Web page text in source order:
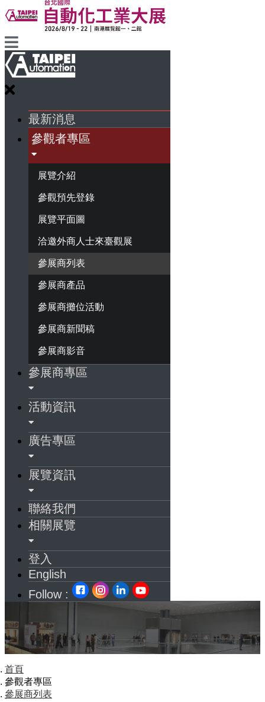
最新消息
參觀者專區
展覽介紹
參觀預先登錄
展覽平面圖
洽邀外商人士來臺觀展
參展商列表
參展商產品
參展商攤位活動
參展商新聞稿
參展商影音
參展商專區
活動資訊
廣告專區
展覽資訊
聯絡我們
相關展覽
登入
English
Follow :
首頁
參觀者專區
參展商列表